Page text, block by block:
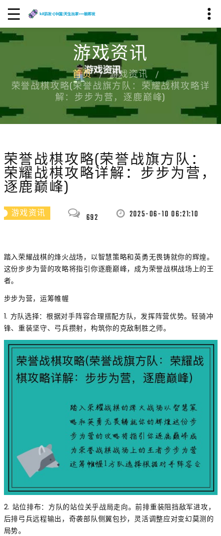
游戏资讯
首页
游戏资讯
荣誉战棋攻略(荣誉战旗方队：荣耀战棋攻略详
解：步步为营，逐鹿巅峰)
荣誉战棋攻略(荣誉战旗方队：
荣耀战棋攻略详解：步步为营，
逐鹿巅峰)
游戏资讯 692 2025-06-10 06:21:10
踏入荣耀战棋的烽火战场，以智慧策略和英勇无畏铸就你的辉煌。
这份步步为营的攻略将指引你逐鹿巅峰，成为荣誉战棋战场上的王
者。
步步为营，运筹帷幄
1. 方队选择：根据对手阵容合理搭配方队，发挥阵营优势。轻骑冲
锋、重装坚守、弓兵攒射，构筑你的克敌制胜之师。
2. 站位排布：方队的站位关乎战局走向。前排重装阻挡敌军进攻，
后排弓兵远程输出，奇袭部队侧翼包抄，灵活调整应对变幻莫测的
局势。